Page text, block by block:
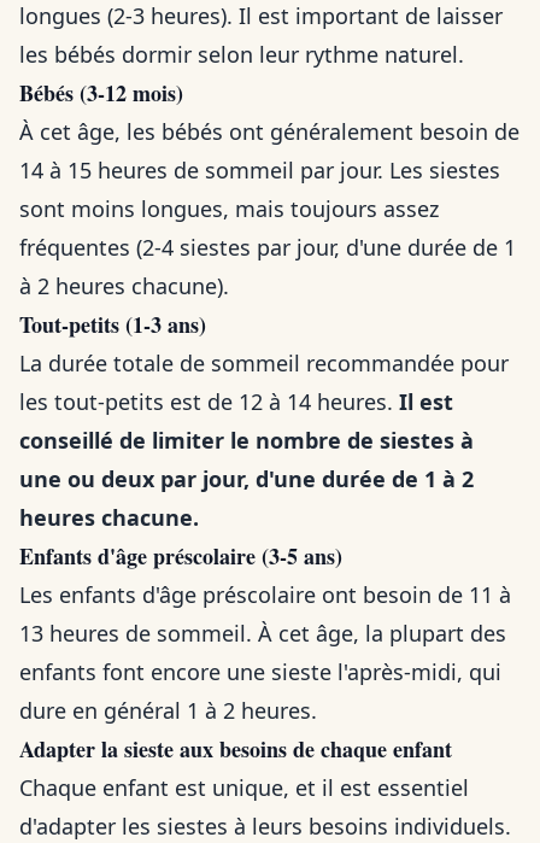
longues (2-3 heures). Il est important de laisser
les bébés dormir selon leur rythme naturel.
Bébés (3-12 mois)
À cet âge, les bébés ont généralement besoin de
14 à 15 heures de sommeil par jour. Les siestes
sont moins longues, mais toujours assez
fréquentes (2-4 siestes par jour, d'une durée de 1
à 2 heures chacune).
Tout-petits (1-3 ans)
La durée totale de sommeil recommandée pour
les tout-petits est de 12 à 14 heures. Il est
conseillé de limiter le nombre de siestes à
une ou deux par jour, d'une durée de 1 à 2
heures chacune.
Enfants d'âge préscolaire (3-5 ans)
Les enfants d'âge préscolaire ont besoin de 11 à
13 heures de sommeil. À cet âge, la plupart des
enfants font encore une sieste l'après-midi, qui
dure en général 1 à 2 heures.
Adapter la sieste aux besoins de chaque enfant
Chaque enfant est unique, et il est essentiel
d'adapter les siestes à leurs besoins individuels.